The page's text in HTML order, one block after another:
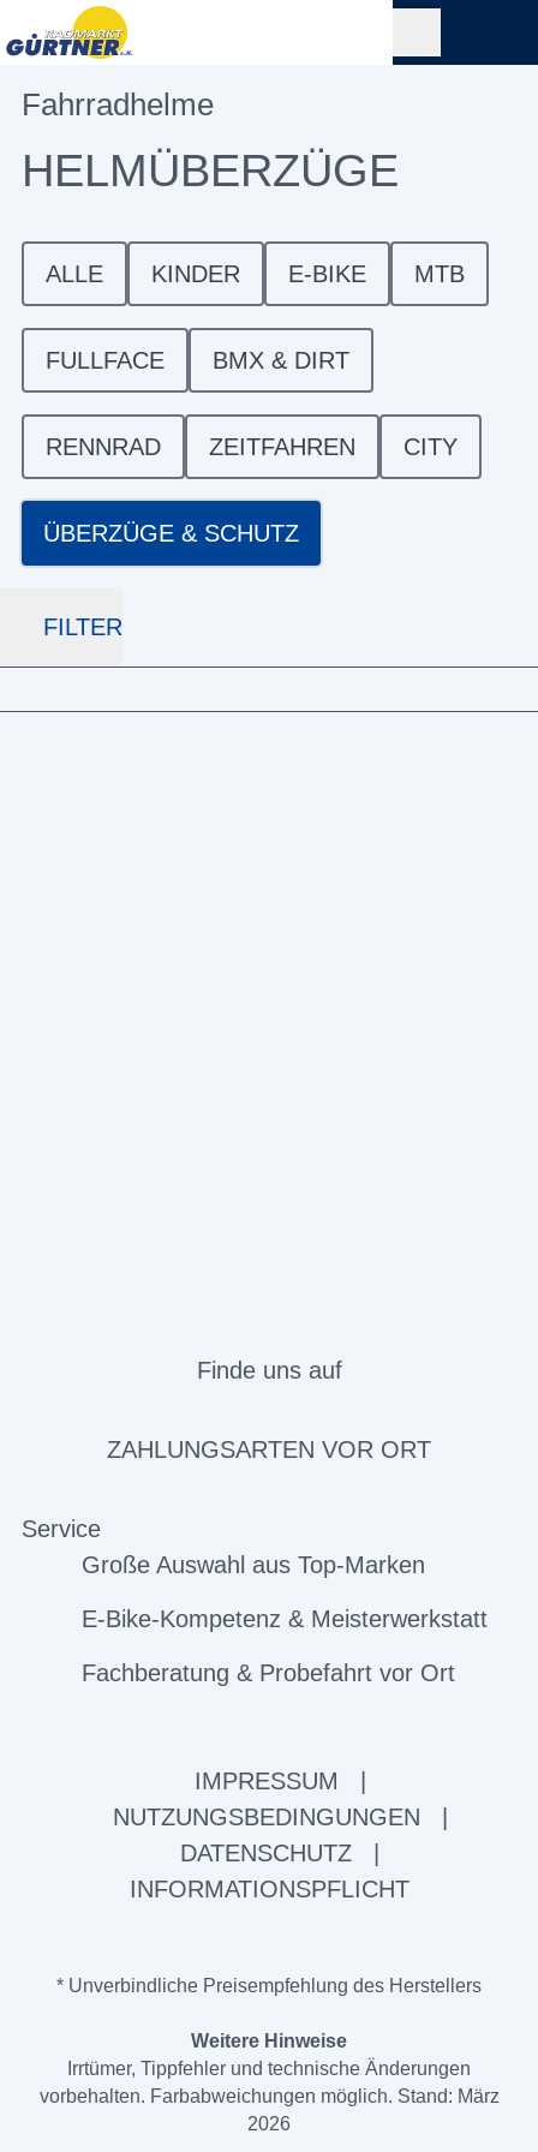
Fahrradhelme
HELMÜBERZÜGE
ALLE KINDER E-BIKE MTB
FULLFACE BMX & DIRT
RENNRAD ZEITFAHREN CITY
ÜBERZÜGE & SCHUTZ
FILTER
Finde uns auf
ZAHLUNGSARTEN VOR ORT
Service
Große Auswahl aus Top-Marken
E-Bike-Kompetenz & Meisterwerkstatt
Fachberatung & Probefahrt vor Ort
IMPRESSUM
NUTZUNGSBEDINGUNGEN
DATENSCHUTZ
INFORMATIONSPFLICHT
* Unverbindliche Preisempfehlung des Herstellers
Weitere Hinweise
Irrtümer, Tippfehler und technische Änderungen
vorbehalten. Farbabweichungen möglich. Stand: März
2026